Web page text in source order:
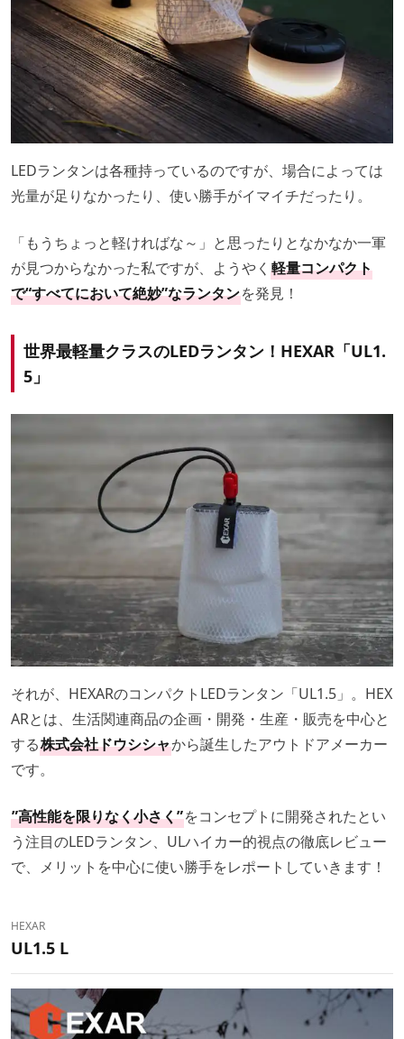
LEDランタンは各種持っているのですが、場合によっては
光量が足りなかったり、使い勝手がイマイチだったり。
「もうちょっと軽ければな～」と思ったりとなかなか一軍
が見つからなかった私ですが、ようやく 軽量コンパクト
で“すべてにおいて絶妙”なランタンを発見！
世界最軽量クラスのLEDランタン！HEXAR「UL1.
5」
それが、HEXARのコンパクトLEDランタン「UL1.5」。HEX
ARとは、生活関連商品の企画・開発・生産・販売を中心と
する株式会社ドウシシャから誕生したアウトドアメーカー
です。
”高性能を限りなく小さく”をコンセプトに開発されたとい
う注目のLEDランタン、ULハイカー的視点の徹底レビュー
で、メリットを中心に使い勝手をレポートしていきます！
HEXAR
UL1.5 L